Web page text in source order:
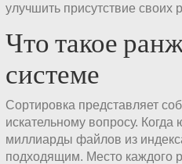
улучшить присутствие своих
Что такое
системе
Сортировка представляет
искательному вопросу.
миллиарды файлов из
подходящим. Место каждого